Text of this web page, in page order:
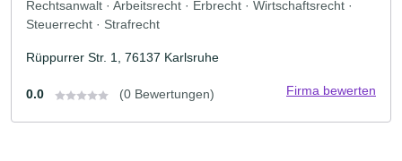
Rechtsanwalt · Arbeitsrecht · Erbrecht · Wirtschaftsrecht ·
Steuerrecht · Strafrecht
Rüppurrer Str. 1, 76137 Karlsruhe
0.0 (0 Bewertungen) Firma bewerten